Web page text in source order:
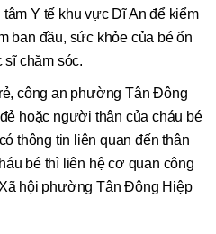
Y tế khu vực Dĩ An để kiểm
ban đầu, sức khỏe của bé ổn
chăm sóc.
công an phường Tân Đông
hoặc người thân của cháu bé
thông tin liên quan đến thân
bé thì liên hệ cơ quan công
hội phường Tân Đông Hiệp